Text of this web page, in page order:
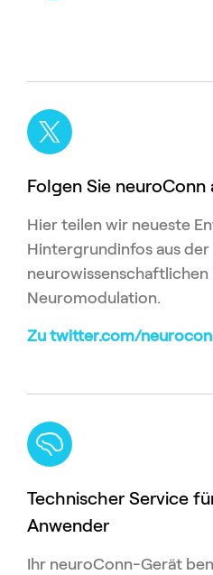
Folgen Sie neuroConn
Hier teilen wir neueste
Hintergrundinfos aus der
Neuromodulation.
Zu twitter.com/
Technischer Service
Anwender
Ihr neuroConn-Gerät